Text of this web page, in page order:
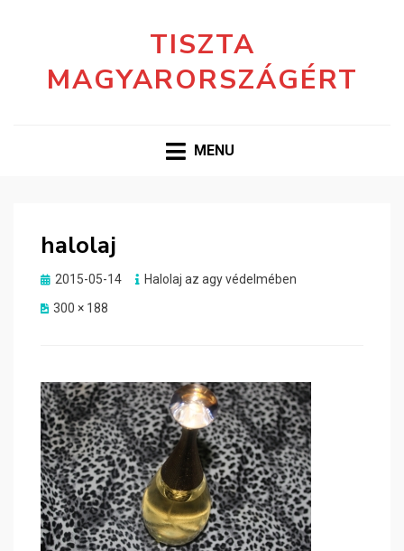
TISZTA
MAGYARORSZÁGÉRT
MENU
halolaj
Posted
2015-05-14
Halolaj az agy védelmében
300 × 188